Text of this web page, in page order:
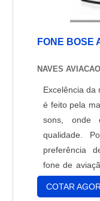
FONE BOSE
NAVES
Excelência da
é feito pela
sons, onde
qualidade.
preferência
fone de
de até 30%
mercado,
COTAR